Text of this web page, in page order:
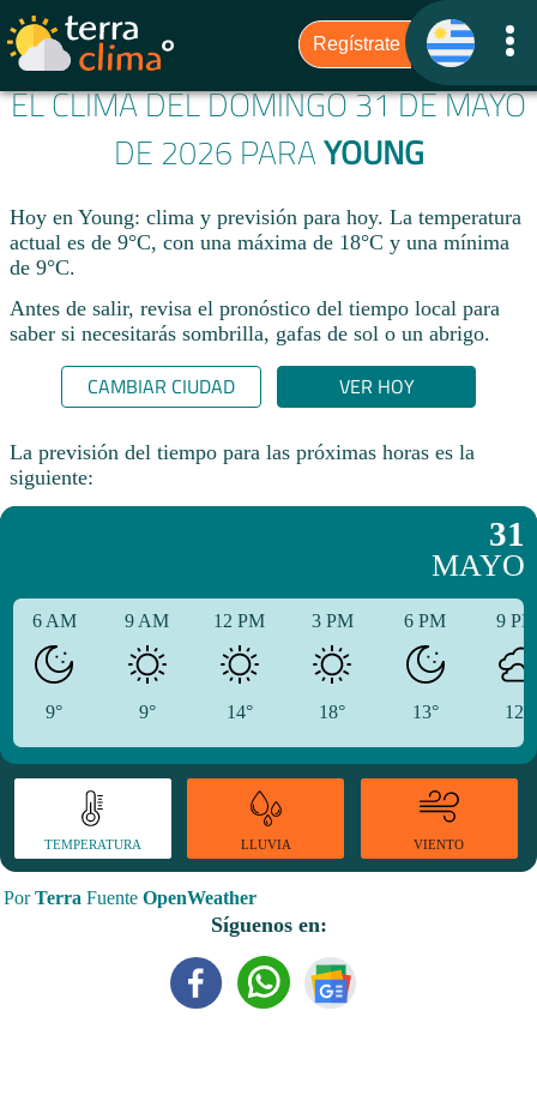
EL CLIMA DEL DOMINGO 31 DE MAYO
DE 2026 PARAYOUNG
Hoy en Young: clima y previsión para hoy. La temperatura
actual es de 9°C, con una máxima de 18°C y una mínima
de 9°C.​
Antes de salir, revisa el pronóstico del tiempo local para
saber si necesitarás sombrilla, gafas de sol o un abrigo.
CAMBIAR CIUDAD VER HOY
La previsión del tiempo para las próximas horas es la
siguiente:
31
MAYO
6 AM
9°
9 AM
9°
12 PM
14°
3 PM
18°
6 PM
13°
9
12°
TEMPERATURA LLUVIA VIENTO
PorTerra Fuente OpenWeather
Síguenos en: